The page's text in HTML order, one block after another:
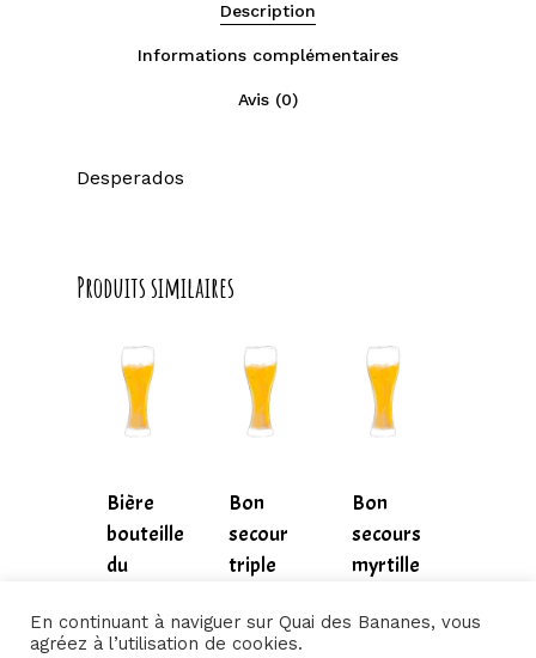
Description
Informations complémentaires
Avis (0)
Desperados
Produits similaires
Bière
bouteille
du
5,00€
5,00
Bon
secour
triple
5,00
Bon
secours
myrtille
5,00 €
En continuant à naviguer sur Quai des Bananes, vous
agréez à l’utilisation de cookies.